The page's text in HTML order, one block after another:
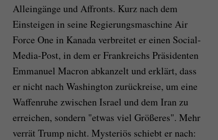
Alleingänge und Affronts. Kurz nach dem
Einsteigen in seine Regierungsmaschine Air
Force One in Kanada verbreitet er einen Social-
Media-Post, in dem er Frankreichs Präsidenten
Emmanuel Macron abkanzelt und erklärt, dass
er nicht nach Washington zurückreise, um eine
Waffenruhe zwischen Israel und dem Iran zu
erreichen, sondern "etwas viel Größeres". Mehr
verrät Trump nicht. Mysteriös schiebt er nach: